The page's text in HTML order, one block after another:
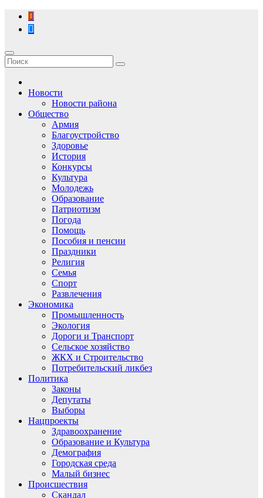
Перейти
содержимому
Новости
Новости района
Общество
Армия
Благоустройство
Здоровье
История
Конкурсы
Культура
Молодежь
Образование
Патриотизм
Погода
Помощь
Пособия и пенсии
Праздники
Религия
Семья
Спорт
Развлечения
Экономика
Промышленность
Экология
Дороги и Транспорт
Сельское хозяйство
ЖКХ и Строительство
Потребительский ликбез
Политика
Законы
Депутаты
Выборы
Нацпроекты
Здравоохранение
Образование и Культура
Демография
Городская среда
Малый бизнес
Происшествия
Скандал